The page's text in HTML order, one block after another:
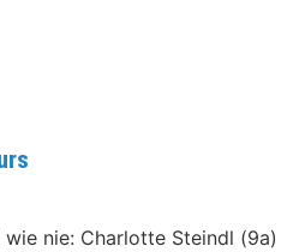
nie: Charlotte Steindl (9a)